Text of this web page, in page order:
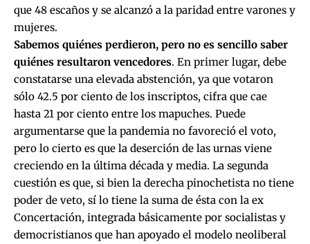
que 48 escaños y se alcanzó a la paridad entre varones y
mujeres.
Sabemos quiénes perdieron, pero no es sencillo saber
quiénes resultaron vencedores. En primer lugar, debe
constatarse una elevada abstención, ya que votaron
sólo 42.5 por ciento de los inscriptos, cifra que cae
hasta 21 por ciento entre los mapuches. Puede
argumentarse que la pandemia no favoreció el voto,
pero lo cierto es que la deserción de las urnas viene
creciendo en la última década y media. La segunda
cuestión es que, si bien la derecha pinochetista no tiene
poder de veto, sí lo tiene la suma de ésta con la ex
Concertación, integrada básicamente por socialistas y
democristianos que han apoyado el modelo neoliberal